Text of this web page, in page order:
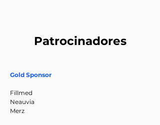
Patrocinadores
Gold Sponsor
Fillmed
Neauvia
Merz